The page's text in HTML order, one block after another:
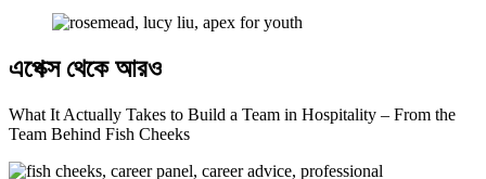
এপেক্স থেকে আরও
What It Actually Takes to Build a Team in Hospitality – From the
Team Behind Fish Cheeks